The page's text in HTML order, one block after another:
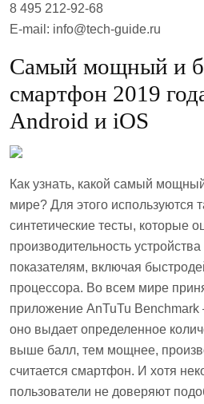
8 495 212-92-68
E-mail: info@tech-guide.ru
Самый мощный и
смартфон 2019
Android и iOS
Как узнать, какой самый
мире? Для этого используются
синтетические тесты, которые
производительность
показателям, включая
процессора. Во всем мире
приложение AnTuTu Benchmark
оно выдает определенное
выше балл, тем мощнее,
считается смартфон. И хотя
пользователи не доверяют